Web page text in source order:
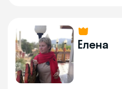
Елена